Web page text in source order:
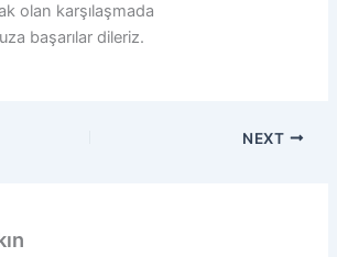
olan karşılaşmada
başarılar dileriz.
NEXT